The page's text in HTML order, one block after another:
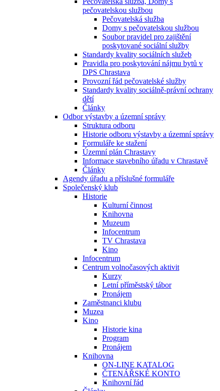
pečovatelskou službou
Pečovatelská služba
Domy s pečovatelskou službou
Soubor pravidel pro zajištění
poskytované sociální služby
Standardy kvality sociálních služeb
Pravidla pro poskytování nájmu bytů v
DPS Chrastava
Provozní řád pečovatelské služby
Standardy kvality sociálně-právní ochrany
dětí
Články
Odbor výstavby a územní správy
Struktura odboru
Historie odboru výstavby a územní správy
Formuláře ke stažení
Územní plán Chrastavy
Informace stavebního úřadu v Chrastavě
Články
Agendy úřadu a příslušné formuláře
Společenský klub
Historie
Kulturní činnost
Knihovna
Muzeum
Infocentrum
TV Chrastava
Kino
Infocentrum
Centrum volnočasových aktivit
Kurzy
Letní příměstský tábor
Pronájem
Zaměstnanci klubu
Muzea
Kino
Historie kina
Program
Pronájem
Knihovna
ON-LINE KATALOG
ČTENÁŘSKÉ KONTO
Knihovní řád